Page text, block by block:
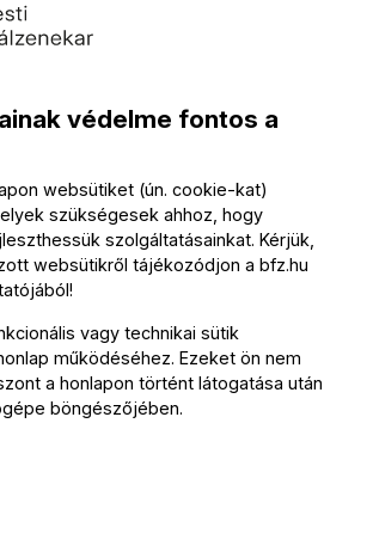
Daniel Boico, az Óbudai Danubia
Vass András, a Budapesti
Fischer Iván vezényli.
és a maraton
az alábbi linkeken
védelme fontos a
websütiket (ún. cookie-kat)
szükségesek ahhoz, hogy
szolgáltatásainkat. Kérjük,
websütikről tájékozódjon a bfz.hu
!
vagy technikai sütik
működéséhez. Ezeket ön nem
a honlapon történt látogatása után
böngészőjében.